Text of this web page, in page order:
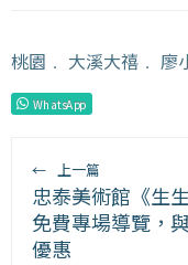
桃園 ﹒ 大溪大禧 ﹒ 廖
WhatsApp
← 上一篇
忠泰美術館《生
免費專場導覽，
優惠